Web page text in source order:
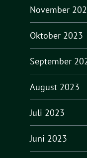
November
Oktober 2023
September
August 2023
Juli 2023
Juni 2023